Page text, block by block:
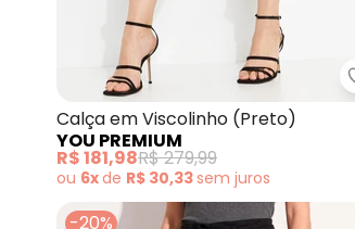
Calça em Viscolinho (Preto)
YOU PREMIUM
R$ 181,98R$ 279,99
ou 6xde R$ 30,33sem juros
-20%